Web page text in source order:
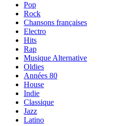
Pop
Rock
Chansons françaises
Electro
Hits
Rap
Musique Alternative
Oldies
Années 80
House
Indie
Classique
Jazz
Latino